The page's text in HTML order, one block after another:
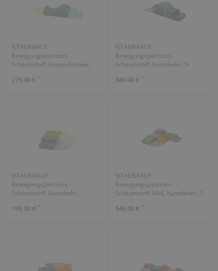
KITAEINKAUF
Bewegungsparcours
Schaumstoff, konkav/konvex,
279,00 € *
KITAEINKAUF
Bewegungsparcours
Schaumstoff, Kunstleder, 5-
349,00 € *
KITAEINKAUF
Bewegungsparcours
Schaumstoff, Kunstleder,
199,00 € *
KITAEINKAUF
Bewegungsparcours
Schaumstoff, Midi, Kunstleder, 7-
549,00 € *